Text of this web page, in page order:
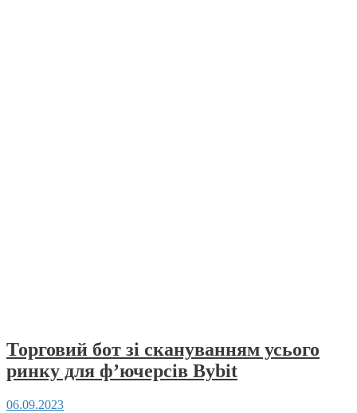
Торговий бот зі скануванням усього
ринку для ф’ючерсів Bybit
06.09.2023